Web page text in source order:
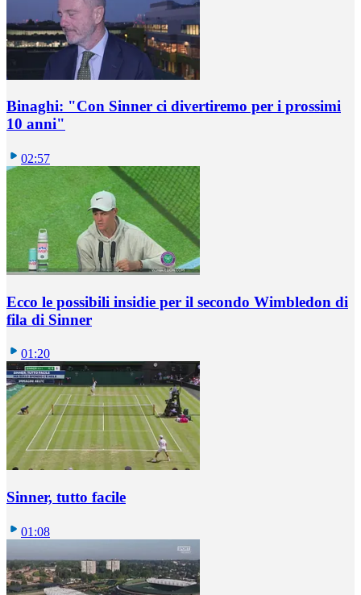
Binaghi: "Con Sinner ci divertiremo per i prossimi
10 anni"
02:57
Ecco le possibili insidie per il secondo Wimbledon di
fila di Sinner
01:20
Sinner, tutto facile
01:08